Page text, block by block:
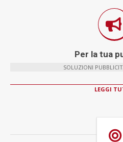
Per la tua
SOLUZIONI
LEGGI